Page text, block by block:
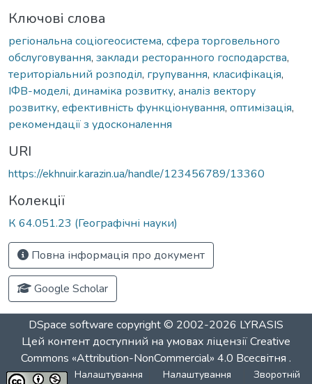
Ключові слова
регіональна соціогеосистема, сфера торговельного
обслуговування, заклади ресторанного господарства,
територіальний розподіл, групування, класифікація,
ІФВ-моделі, динаміка розвитку, аналіз вектору
розвитку, ефективність функціонування, оптимізація,
рекомендації з удосконалення
URI
https://ekhnuir.karazin.ua/handle/123456789/13360
Колекції
К 64.051.23 (Географічні науки)
Повна інформація про документ
Google Scholar
DSpace software copyright © 2002-2026 LYRASIS
Цей контент доступний на умовах ліцензіїCreative
Commons «Attribution-NonCommercial» 4.0 Всесвітня .
Налаштування
Налаштування
Зворотній